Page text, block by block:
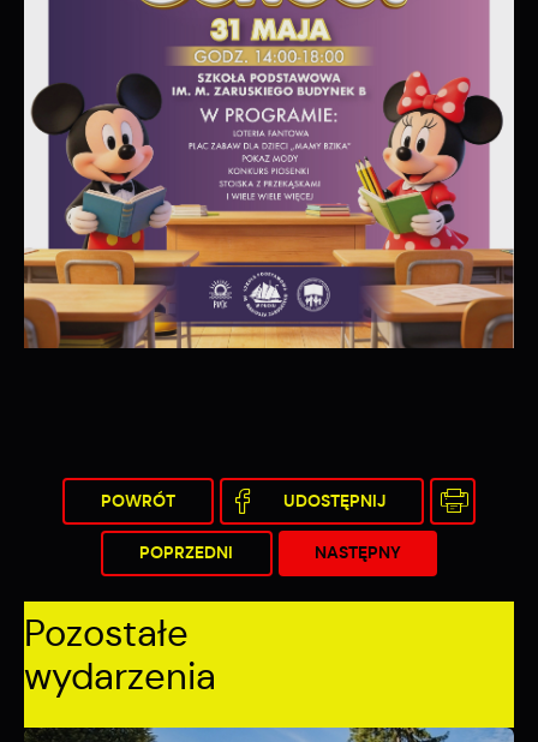
POWRÓT UDOSTĘPNIJ
POPRZEDNI NASTĘPNY
Pozostałe
wydarzenia
internetowej. Treści promocyjne mogą pojawić się na
stronach podmiotów trzecich lub firm będących naszymi
partnerami oraz innych dostawców usług. Firmy te działają w
charakterze pośredników prezentujących nasze treści w
postaci wiadomości, ofert, komunikatów mediów
społecznościowych.